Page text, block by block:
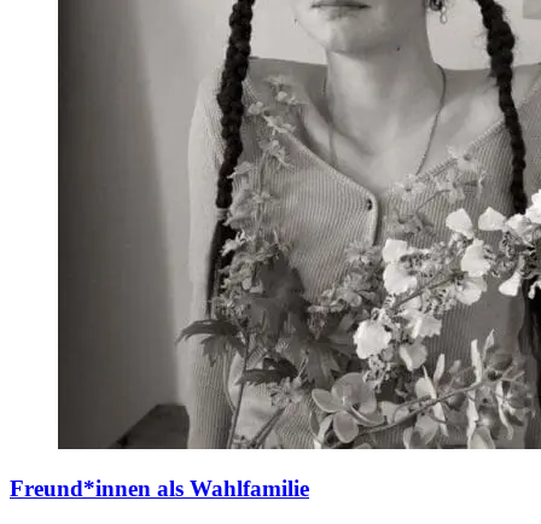
Freund*innen als Wahlfamilie